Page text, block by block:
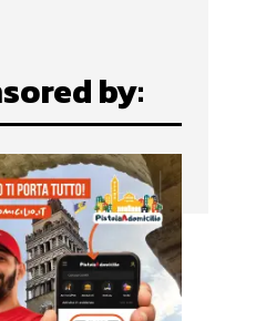
by: